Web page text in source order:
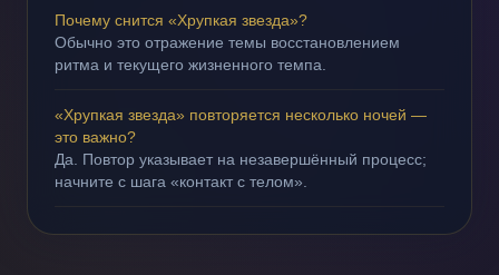
Почему снится «Хрупкая звезда»?
Обычно это отражение темы восстановлением
ритма и текущего жизненного темпа.
«Хрупкая звезда» повторяется несколько ночей —
это важно?
Да. Повтор указывает на незавершённый процесс;
начните с шага «контакт с телом».